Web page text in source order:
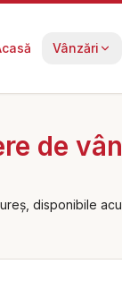
Vânzări
de
disponibile